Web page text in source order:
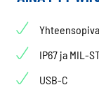
IP67 ja MIL-
USB-C